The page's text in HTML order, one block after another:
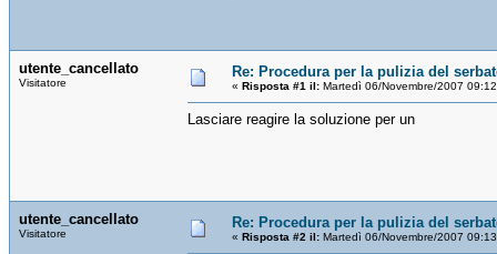
utente_cancellato
Visitatore
Re: Procedura per la pulizia del
« Risposta #1 il: Martedì 06/Novembre/2007
Lasciare reagire la soluzione per un
utente_cancellato
Visitatore
Re: Procedura per la pulizia del
« Risposta #2 il: Martedì 06/Novembre/2007